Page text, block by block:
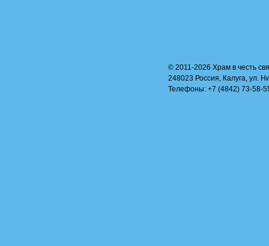
© 2011-2026 Храм в честь
248023 Россия, Калуга, ул.
Телефоны: +7 (4842) 73-58-